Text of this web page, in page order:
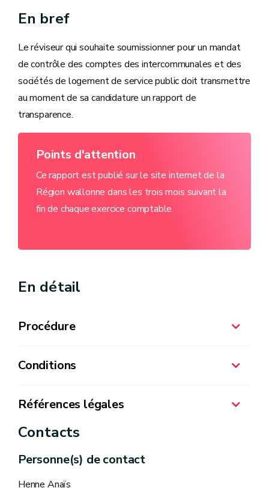
En bref
Le réviseur qui souhaite soumissionner pour un mandat
de contrôle des comptes des intercommunales et des
sociétés de logement de service public doit transmettre
au moment de sa candidature un rapport de
transparence.
Points d'attention
Ce rapport est publié sur le site internet de la
Région wallonne dans les trois mois suivant la
fin de chaque exercice comptable.
En détail
Procédure
Conditions
Références légales
Code wallon du Logement : article 152
quinquies
Contacts
Personne(s) de contact
Henne Anaïs